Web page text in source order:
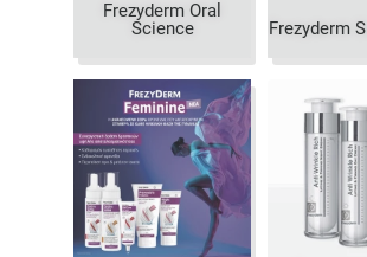
Frezyderm Oral
Science
Frezyderm